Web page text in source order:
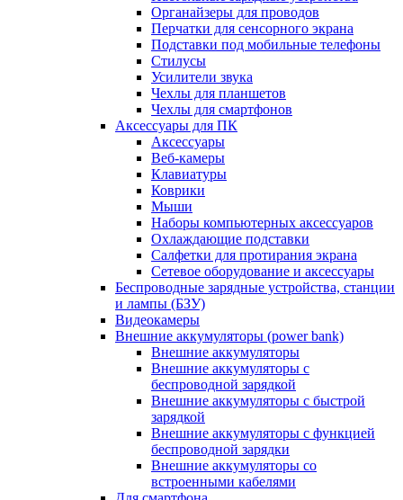
Органайзеры для проводов
Перчатки для сенсорного экрана
Подставки под мобильные телефоны
Стилусы
Усилители звука
Чехлы для планшетов
Чехлы для смартфонов
Аксессуары для ПК
Аксессуары
Веб-камеры
Клавиатуры
Коврики
Мыши
Наборы компьютерных аксессуаров
Охлаждающие подставки
Салфетки для протирания экрана
Сетевое оборудование и аксессуары
Беспроводные зарядные устройства, станции
и лампы (БЗУ)
Видеокамеры
Внешние аккумуляторы (power bank)
Внешние аккумуляторы
Внешние аккумуляторы с
беспроводной зарядкой
Внешние аккумуляторы с быстрой
зарядкой
Внешние аккумуляторы с функцией
беспроводной зарядки
Внешние аккумуляторы со
встроенными кабелями